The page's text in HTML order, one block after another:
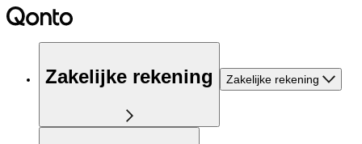
Zakelijke rekening Zakelijke rekening